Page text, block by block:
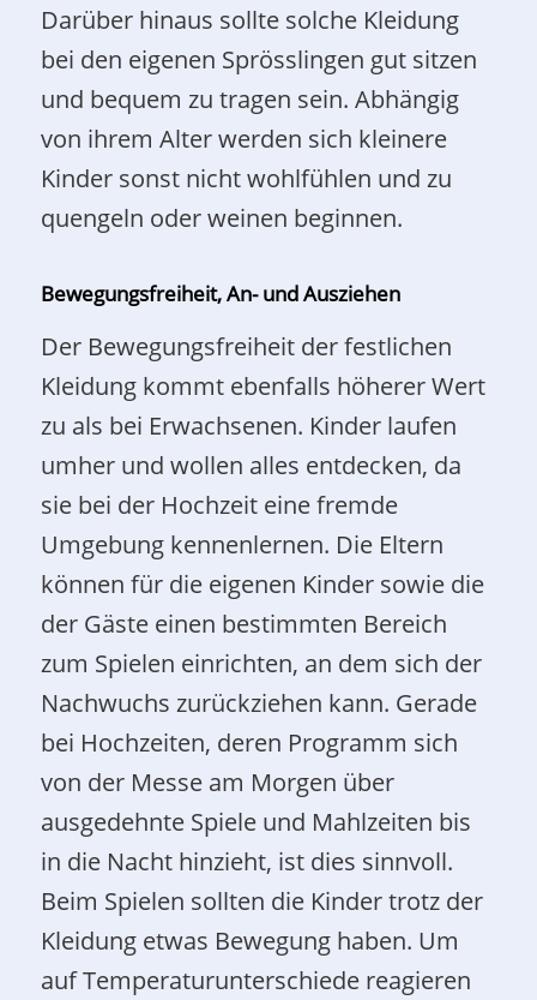
Darüber hinaus sollte solche Kleidung
bei den eigenen Sprösslingen gut sitzen
und bequem zu tragen sein. Abhängig
von ihrem Alter werden sich kleinere
Kinder sonst nicht wohlfühlen und zu
quengeln oder weinen beginnen.
Bewegungsfreiheit, An- und Ausziehen
Der Bewegungsfreiheit der festlichen
Kleidung kommt ebenfalls höherer Wert
zu als bei Erwachsenen. Kinder laufen
umher und wollen alles entdecken, da
sie bei der Hochzeit eine fremde
Umgebung kennenlernen. Die Eltern
können für die eigenen Kinder sowie die
der Gäste einen bestimmten Bereich
zum Spielen einrichten, an dem sich der
Nachwuchs zurückziehen kann. Gerade
bei Hochzeiten, deren Programm sich
von der Messe am Morgen über
ausgedehnte Spiele und Mahlzeiten bis
in die Nacht hinzieht, ist dies sinnvoll.
Beim Spielen sollten die Kinder trotz der
Kleidung etwas Bewegung haben. Um
auf Temperaturunterschiede reagieren